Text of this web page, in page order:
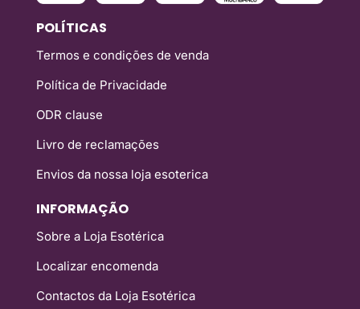
POLÍTICAS
Termos e condições de venda
Política de Privacidade
ODR clause
Livro de reclamações
Envios da nossa loja esoterica
INFORMAÇÃO
Sobre a Loja Esotérica
Localizar encomenda
Contactos da Loja Esotérica